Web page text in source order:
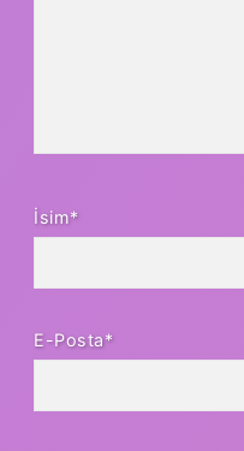
İsim*
E-Posta*